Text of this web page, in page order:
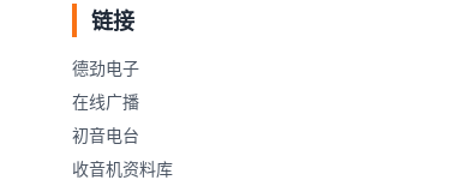
链接
德劲电子
在线广播
初音电台
收音机资料库